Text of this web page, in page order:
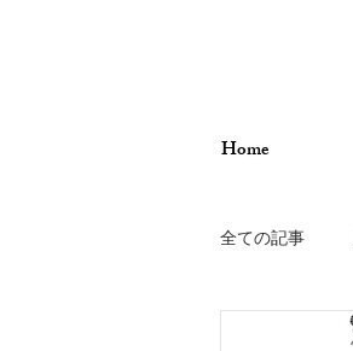
Home
全ての記事